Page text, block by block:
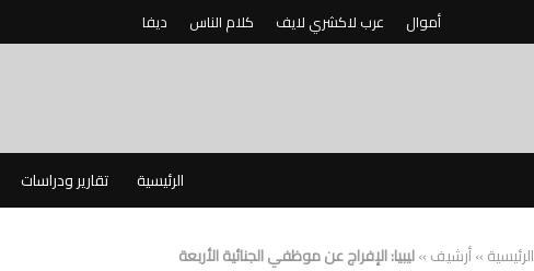
أموال عرب لاكشري لايف كلام الناس ديفا
الرئيسية تقارير ودراسات
الرئيسية»أرشيف»ليبيا: الإفراج عن موظفي الجنائية الأربعة